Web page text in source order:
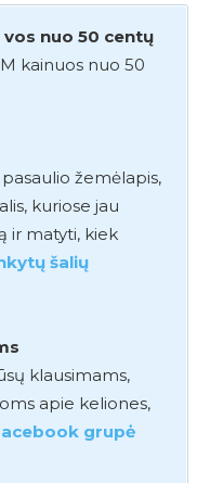
vos nuo 50 centų
kainuos nuo 50
žemėlapis,
kuriose jau
ir matyti, kiek
šalių
klausimams,
apie keliones,
grupė